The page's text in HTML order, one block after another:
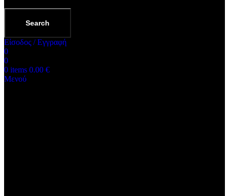
Search
Είσοδος / Εγγραφή
0
0
0 items 0.00 €
Μενού